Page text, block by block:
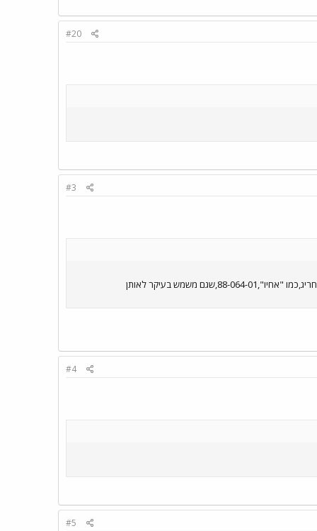
#20
#3
MARS של אגד-ערד,88-129-01,לרוב משמש להסעות עובדי בתי-המלון בעין-בוקק,הרעש שהוא מקים בזמן הנסיעה,זה משהו חריג,כמו "אחיו",88-064-01,שגם משמש בעיקר לאותן
#4
#5